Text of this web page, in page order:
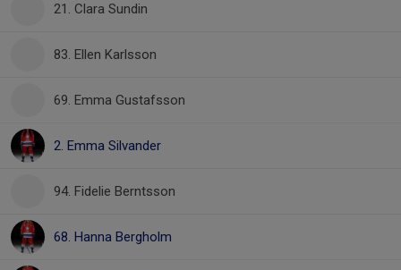
21. Clara Sundin
83. Ellen Karlsson
69. Emma Gustafsson
2. Emma Silvander
94. Fidelie Berntsson
68. Hanna Bergholm